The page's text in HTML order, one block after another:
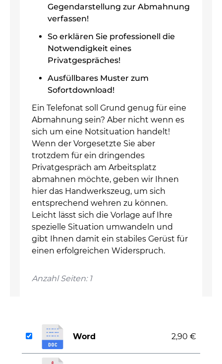
Gegendarstellung zur Abmahnung
verfassen!
So erklären Sie professionell die
Notwendigkeit eines
Privatgespräches!
Ausfüllbares Muster zum
Sofortdownload!
Ein Telefonat soll Grund genug für eine
Abmahnung sein? Aber nicht wenn es
sich um eine Notsituation handelt!
Wenn der Vorgesetzte Sie aber
trotzdem für ein dringendes
Privatgespräch am Arbeitsplatz
abmahnen möchte, geben wir Ihnen
hier das Handwerkszeug, um sich
entsprechend wehren zu können.
Leicht lässt sich die Vorlage auf Ihre
spezielle Situation umwandeln und
gibt Ihnen damit ein stabiles Gerüst für
einen erfolgreichen Widerspruch.
Anzahl Seiten: 1
Word 2,90 €